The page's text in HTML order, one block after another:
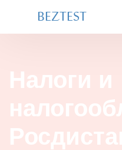
BEZTEST
Налоги и